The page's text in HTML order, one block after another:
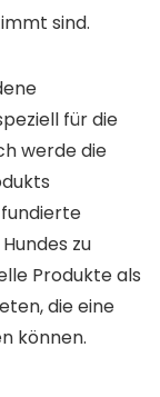
sind.
für die
werde die
zu
Produkte als
die eine
können.